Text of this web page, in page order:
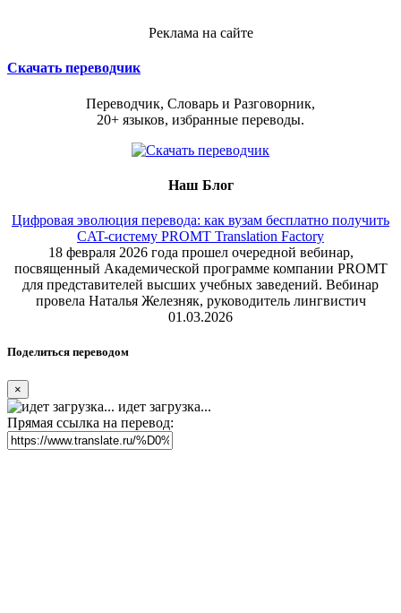
Реклама на сайте
Скачать переводчик
Переводчик, Словарь и Разговорник,
20+ языков, избранные переводы.
Наш Блог
Цифровая эволюция перевода: как вузам бесплатно получить
CAT-систему PROMT Translation Factory
18 февраля 2026 года прошел очередной вебинар,
посвященный Академической программе компании PROMT
для представителей высших учебных заведений. Вебинар
провела Наталья Железняк, руководитель лингвистич
01.03.2026
Поделиться переводом
×
идет загрузка...
Прямая ссылка на перевод: